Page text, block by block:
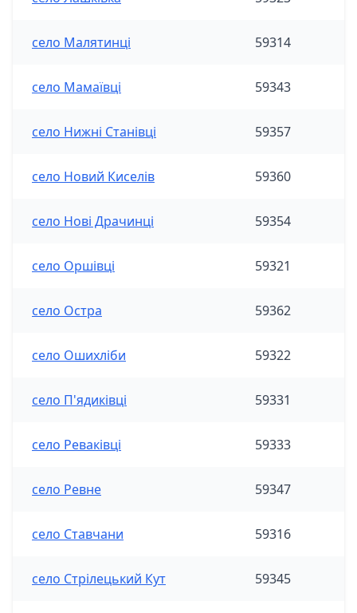
село Малятинці 59314
село Мамаївці 59343
село Нижні Станівці 59357
село Новий Киселів 59360
село Нові Драчинці 59354
село Оршівці 59321
село Остра 59362
село Ошихліби 59322
село П'ядиківці 59331
село Реваківці 59333
село Ревне 59347
село Ставчани 59316
село Стрілецький Кут 59345